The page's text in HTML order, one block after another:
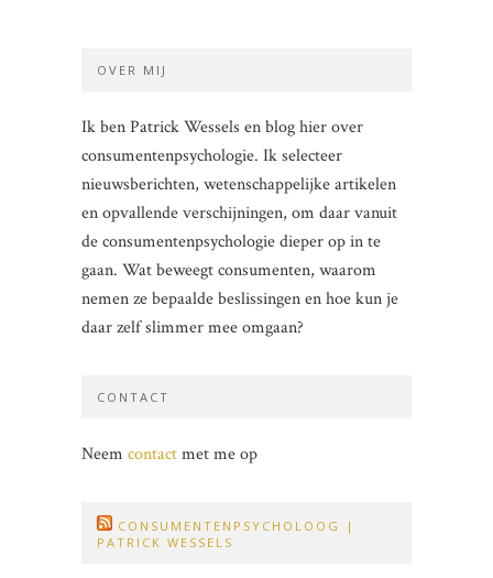
OVER MIJ
Ik ben Patrick Wessels en blog hier over
consumentenpsychologie. Ik selecteer
nieuwsberichten, wetenschappelijke artikelen
en opvallende verschijningen, om daar vanuit
de consumentenpsychologie dieper op in te
gaan. Wat beweegt consumenten, waarom
nemen ze bepaalde beslissingen en hoe kun je
daar zelf slimmer mee omgaan?
CONTACT
Neem contactmet me op
CONSUMENTENPSYCHOLOOG |
PATRICK WESSELS